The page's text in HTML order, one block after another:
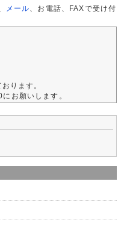
メール 、お電話、FAXで受け付
ります。
お願いします。